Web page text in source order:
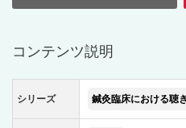
コンテンツ説明
シリーズ 鍼灸臨床における聴